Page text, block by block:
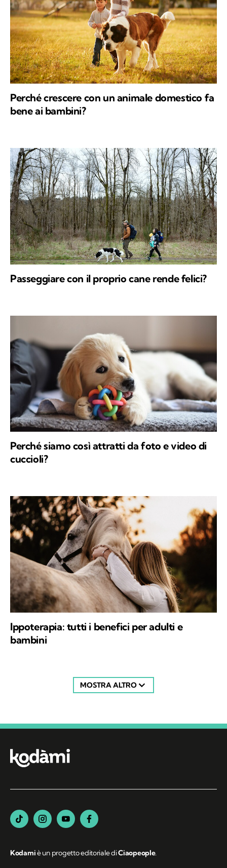
Perché crescere con un animale domestico fa
bene ai bambini?
Passeggiare con il proprio cane rende felici?
Perché siamo così attratti da foto e video di
cuccioli?
Ippoterapia: tutti i benefici per adulti e
bambini
MOSTRA ALTRO
Kodamiè un progetto editoriale diCiaopeople.